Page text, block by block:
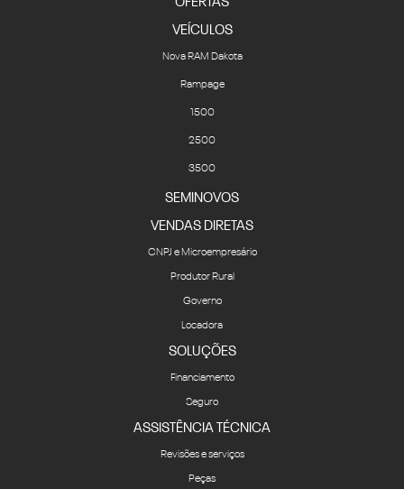
VEÍCULOS
Nova RAM Dakota
Rampage
1500
2500
3500
SEMINOVOS
VENDAS DIRETAS
CNPJ e Microempresário
Produtor Rural
Governo
Locadora
SOLUÇÕES
Financiamento
Seguro
ASSISTÊNCIA TÉCNICA
Revisões e serviços
Peças